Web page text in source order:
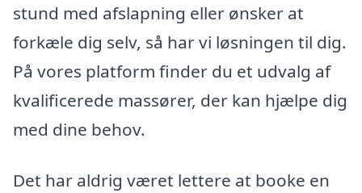
stund med afslapning eller ønsker at
forkæle dig selv, så har vi løsningen til dig.
På vores platform finder du et udvalg af
kvalificerede massører, der kan hjælpe dig
med dine behov.
Det har aldrig været lettere at booke en